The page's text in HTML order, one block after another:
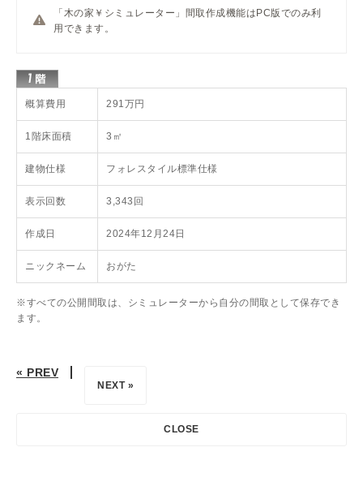
「木の家￥シミュレーター」間取作成機能はPC版でのみ利
用できます。
概算費用 291万円
1階床面積 3㎡
建物仕様 フォレスタイル標準仕様
表示回数 3,343回
作成日 2024年12月24日
ニックネーム おがた
※すべての公開間取は、シミュレーターから自分の間取として保存でき
ます。
« PREV
NEXT »
CLOSE